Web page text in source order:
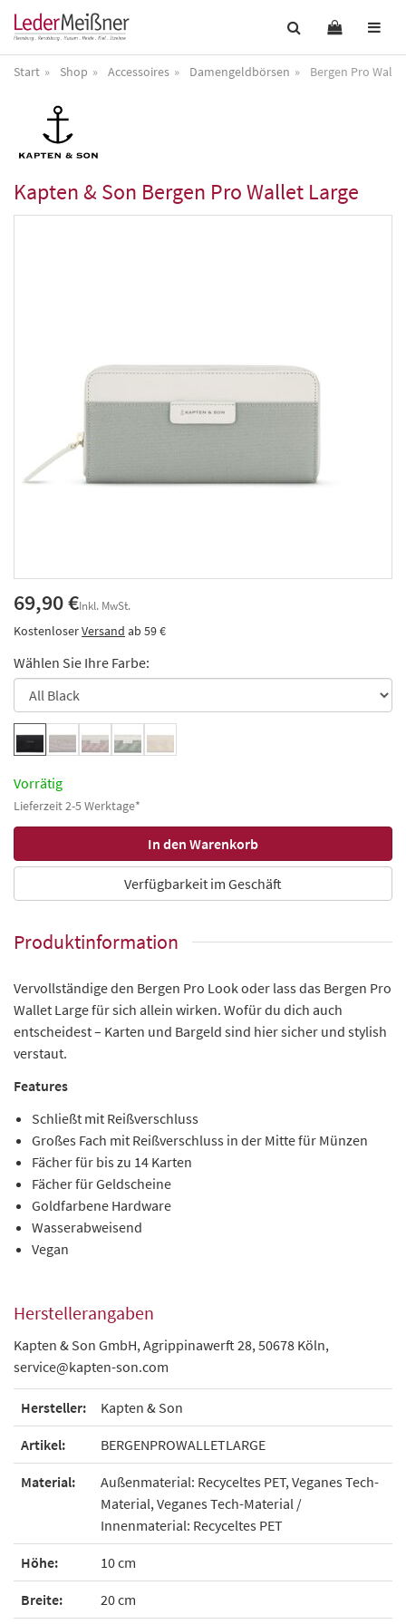
Start Shop Accessoires Damengeldbörsen Bergen Pro
Kapten & Son Bergen Pro Wallet Large
69,90 €Inkl. MwSt.
KostenloserVersand ab 59 €
Wählen Sie Ihre Farbe:
Vorrätig
Lieferzeit 2-5 Werktage*
Verfügbarkeit im Geschäft
Produktinformation
Vervollständige den Bergen Pro Look oder lass das Bergen Pro
Wallet Large für sich allein wirken. Wofür du dich auch
entscheidest – Karten und Bargeld sind hier sicher und stylish
verstaut.
Features
Schließt mit Reißverschluss
Großes Fach mit Reißverschluss in der Mitte für Münzen
Fächer für bis zu 14 Karten
Fächer für Geldscheine
Goldfarbene Hardware
Wasserabweisend
Vegan
Herstellerangaben
Kapten & Son GmbH, Agrippinawerft 28, 50678 Köln,
service@kapten-son.com
Hersteller: Kapten & Son
Artikel: BERGENPROWALLETLARGE
Material:
Außenmaterial: Recyceltes PET, Veganes Tech-
Material, Veganes Tech-Material /
Innenmaterial: Recyceltes PET
Höhe: 10 cm
Breite: 20 cm